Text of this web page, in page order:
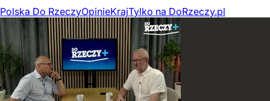
Polska Do RzeczyOpinieKrajTylko na DoRzeczy.pl